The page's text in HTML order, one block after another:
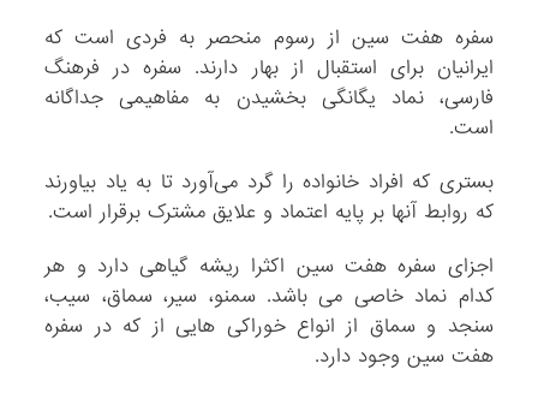
سفره هفت سین از رسوم منحصر به فردی است که
ایرانیان برای استقبال از بهار دارند. سفره در فرهنگ
فارسی، نماد یگانگی بخشیدن به مفاهیمی جداگانه
است.
بستری که افراد خانواده را گرد می‌آورد تا به یاد بیاورند
که روابط آنها بر پایه اعتماد و علایق مشترک برقرار است.
اجزای سفره هفت سین اکثرا ریشه گیاهی دارد و هر
کدام نماد خاصی می باشد. سمنو، سیر، سماق، سیب،
سنجد و سماق از انواع خوراکی هایی از که در سفره
هفت سین وجود دارد.